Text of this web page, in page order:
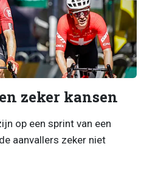
zeker kansen
op een sprint van een
aanvallers zeker niet